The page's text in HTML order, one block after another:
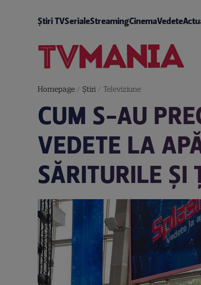
Știri TVSerialeStreamingCinemaVedete
Homepage/ Știri/ Televiziune
CUM S-AU
VEDETE LA
SĂRITURILE ȘI